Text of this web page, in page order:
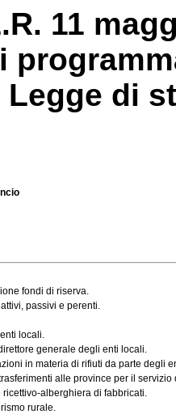
11
Legge di
fondi di riserva.
passivi e perenti.
locali.
generale degli enti locali.
in materia di rifiuti da parte degli
alle province per il
alberghiera di fabbricati.
rurale.